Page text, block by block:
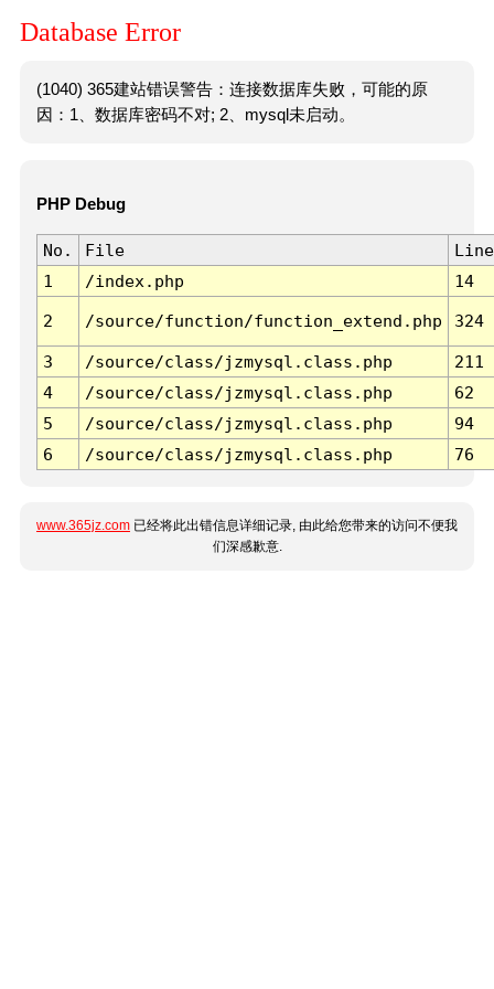
Database Error
(1040) 365建站错误警告：连接数据库失败，可能的原
因：1、数据库密码不对; 2、mysql未启动。
PHP Debug
No. File
Line
1
/index.php 14
2 /source/function/function_extend.php 324
3 /source/class/jzmysql.class.php
211
4
/source/class/jzmysql.class.php
62
5
/source/class/jzmysql.class.php
94
6
/source/class/jzmysql.class.php 76
www.365jz.com 已经将此出错信息详细记录, 由此给您带来的访问不便我
们深感歉意.